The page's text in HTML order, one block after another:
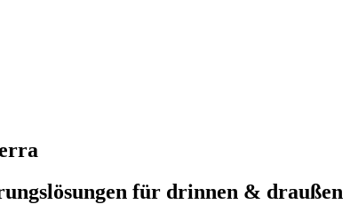
für drinnen & draußen